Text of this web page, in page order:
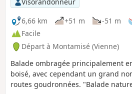
Visorandonneur
6,66 km
+51 m -51 m
Facile
Départ à Montamisé (Vienne)
Balade ombragée principalement
boisé, avec cependant un grand
routes goudronnées. "Balade